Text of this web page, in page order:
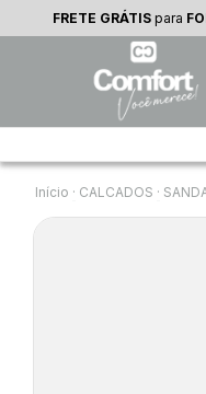
FRETE GRÁTIS para
FRETE GRÁTIS para
Início · CALCADOS ·